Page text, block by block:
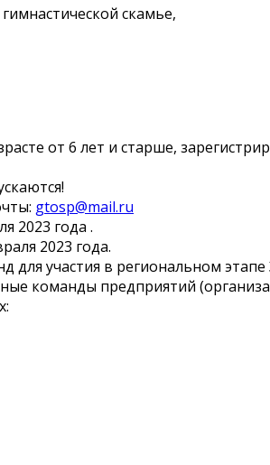
скамье,
от 6 лет и старше,
gtosp@mail.ru
2023 года .
2023 года.
участия в региональном
команды предприятий